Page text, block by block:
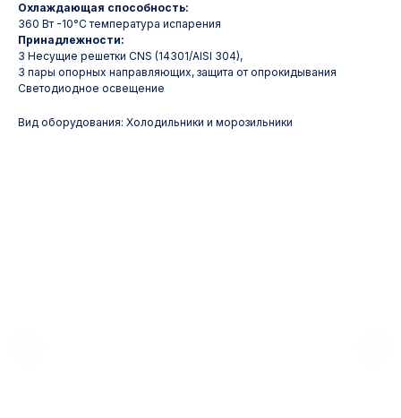
Охлаждающая способность:
360 Вт -10°C температура испарения
Принадлежности:
3 Несущие решетки CNS (14301/AISI 304),
3 пары опорных направляющих, защита от опрокидывания
Светодиодное освещение
Вид оборудования: Холодильники и морозильники